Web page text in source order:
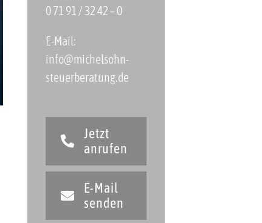
0 71 91 / 32 42 – 0
E-Mail:
info@michelsohn-
steuerberatung.de
Jetzt
anrufen
E-Mail
senden